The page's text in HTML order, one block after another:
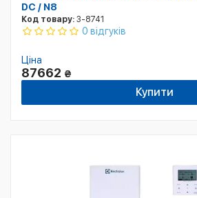
DC / N8
Код товару: 3-8741
0 відгуків
Ціна
87662 ₴
Купити